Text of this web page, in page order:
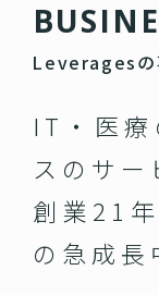
BUSIN E
Leveragesの
IT・医療
スのサー
創業21
の急成長